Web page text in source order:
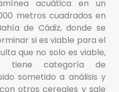
acuática en un
metros cuadrados en
de Cádiz, donde se
si es viable para el
que no solo es viable,
tiene categoría de
sometido a análisis y
otros cereales y sale